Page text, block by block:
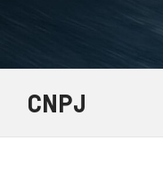
CNPJ